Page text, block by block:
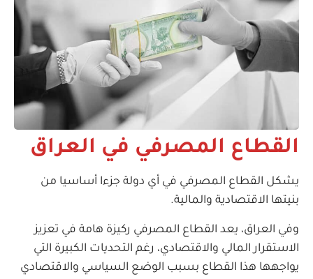
القطاع المصرفي في العراق
يشكل القطاع المصرفي في أي دولة جزءا أساسيا من
بنيتها الاقتصادية والمالية.
وفي العراق، يعد القطاع المصرفي ركيزة هامة في تعزيز
الاستقرار المالي والاقتصادي، رغم التحديات الكبيرة التي
يواجهها هذا القطاع بسبب الوضع السياسي والاقتصادي